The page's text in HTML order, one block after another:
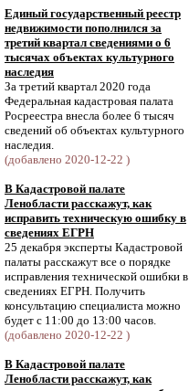
Единый государственный реестр
недвижимости пополнился за
третий квартал сведениями о 6
тысячах объектах культурного
наследия
За третий квартал 2020 года
Федеральная кадастровая палата
Росреестра внесла более 6 тысяч
сведений об объектах культурного
наследия.
(добавлено 2020-12-22 )
В Кадастровой палате
Ленобласти расскажут, как
исправить техническую ошибку в
сведениях ЕГРН
25 декабря эксперты Кадастровой
палаты расскажут все о порядке
исправления технической ошибки в
сведениях ЕГРН. Получить
консультацию специалиста можно
будет с 11:00 до 13:00 часов.
(добавлено 2020-12-22 )
В Кадастровой палате
Ленобласти расскажут, как